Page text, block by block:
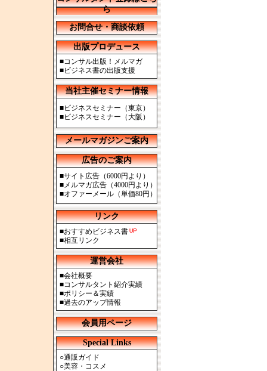
ら
お問合せ・商談依頼
出版プロデュース
■コンサル出版！メルマガ
■ビジネス書の出版支援
当社主催セミナー情報
■ビジネスセミナー（東京）
■ビジネスセミナー（大阪）
メールマガジンご案内
広告のご案内
■サイト広告（6000円より）
■メルマガ広告（4000円より）
■オファーメール（単価80円）
リンク
■おすすめビジネス書
■相互リンク
運営会社
■会社概要
■コンサルタント紹介実績
■ポリシー＆実績
■過去のアップ情報
会員用ページ
Special Links
○通販ガイド
○美容・コスメ